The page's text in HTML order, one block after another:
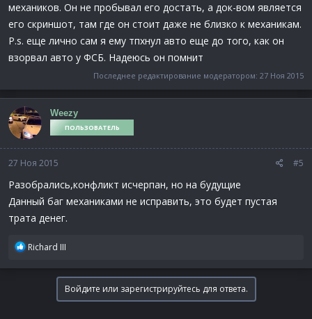
механиков. Он не пробывал его достать, а док-вом является
его скриншот, там где он стоит даже не близко к механикам.
P.s. еще лично сам я ему тпхнул авто еще до того, как он
взорвал авто у ФСБ. Надеюсь он помнит
Последнее редактирование модератором: 27 Ноя 2015
Weezy
ПОЛЬЗОВАТЕЛЬ
27 Ноя 2015 #5
Разобрались,конфликт исчерпан, но на будущие
Данный баг механиками не исправить, это будет пустая
трата денег.
Р
а
Richard III
Войдите или зарегистрируйтесь для ответа.